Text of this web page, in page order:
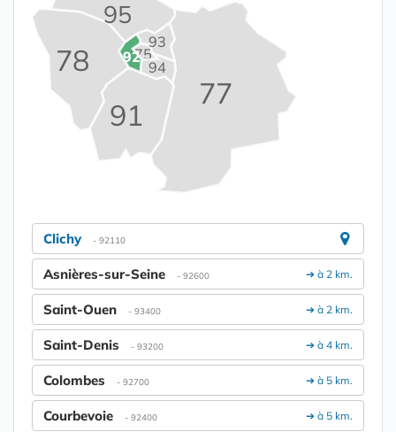
75
77
78
91
92
93
94
95
Clichy - 92110
➔ à 2 km.
Asnières-sur-Seine - 92600
➔ à 2 km.
Saint-Ouen - 93400
➔ à 4 km.
Saint-Denis - 93200
➔ à 5 km.
Colombes - 92700
➔ à 5 km.
Courbevoie - 92400